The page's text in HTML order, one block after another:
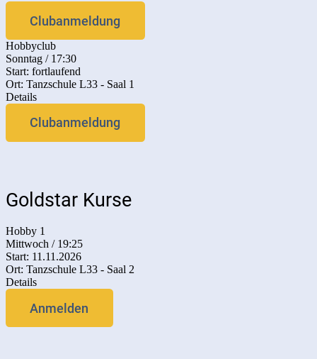
Clubanmeldung
Hobbyclub
Sonntag / 17:30
Start: fortlaufend
Ort: Tanzschule L33 - Saal 1
Details
Clubanmeldung
Goldstar Kurse
Hobby 1
Mittwoch / 19:25
Start: 11.11.2026
Ort: Tanzschule L33 - Saal 2
Details
Anmelden